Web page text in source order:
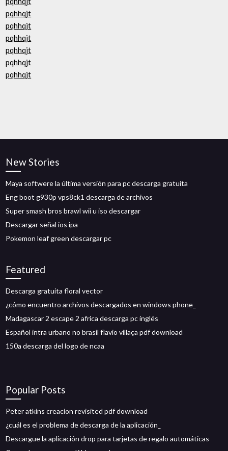
pqhhqjt
pqhhqjt
pqhhqjt
pqhhqjt
pqhhqjt
pqhhqjt
New Stories
Maya softwere la última versión para pc descarga gratuita
Eng boot g930p vps8ck1 descarga de archivos
Super smash bros brawl wii u iso descargar
Descargar señal ios ipa
Pokemon leaf green descargar pc
Featured
Descarga gratuita floral vector
¿cómo encuentro archivos descargados en windows phone_
Madagascar 2 escape 2 africa descarga pc inglés
Español intra urbano no brasil flavio villaça pdf download
150a descarga del logo de ncaa
Popular Posts
Peter atkins creacion revisited pdf download
¿cuál es el problema de descarga de la aplicación_
Descargue la aplicación drop para tarjetas de regalo automáticas